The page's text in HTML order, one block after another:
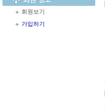
회원보기
가입하기